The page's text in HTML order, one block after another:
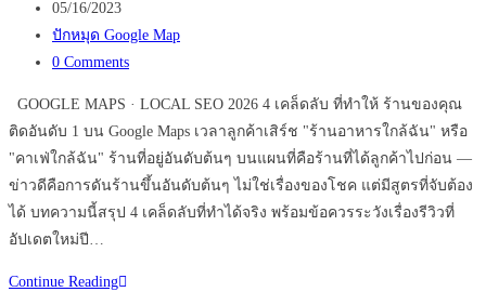
หรือ
ไม่
author:
Post
published:
05/16/2023
Post
category:
ปักหมุด Google Map
Post
0 Comments
GOOGLE MAPS · LOCAL SEO 2026 4 เคล็ดลับ ที่ทำให้ ร้านของคุณ
ติดอันดับ 1 บน Google Maps เวลาลูกค้าเสิร์ช "ร้านอาหารใกล้ฉัน" หรือ
"คาเฟ่ใกล้ฉัน" ร้านที่อยู่อันดับต้นๆ บนแผนที่คือร้านที่ได้ลูกค้าไปก่อน —
ข่าวดีคือการดันร้านขึ้นอันดับต้นๆ ไม่ใช่เรื่องของโชค แต่มีสูตรที่จับต้อง
ได้ บทความนี้สรุป 4 เคล็ดลับที่ทำได้จริง พร้อมข้อควรระวังเรื่องรีวิวที่
อัปเดตใหม่ปี…
Continue Reading4